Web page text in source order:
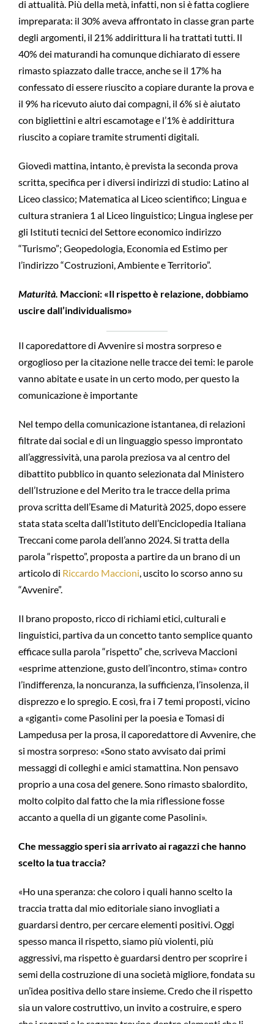
di attualità. Più della metà, infatti, non si è fatta cogliere
impreparata: il 30% aveva affrontato in classe gran parte
degli argomenti, il 21% addirittura li ha trattati tutti. Il
40% dei maturandi ha comunque dichiarato di essere
rimasto spiazzato dalle tracce, anche se il 17% ha
confessato di essere riuscito a copiare durante la prova e
il 9% ha ricevuto aiuto dai compagni, il 6% si è aiutato
con bigliettini e altri escamotage e l’1% è addirittura
riuscito a copiare tramite strumenti digitali.
Giovedì mattina, intanto, è prevista la seconda prova
scritta, specifica per i diversi indirizzi di studio: Latino al
Liceo classico; Matematica al Liceo scientifico; Lingua e
cultura straniera 1 al Liceo linguistico; Lingua inglese per
gli Istituti tecnici del Settore economico indirizzo
“Turismo”; Geopedologia, Economia ed Estimo per
l’indirizzo “Costruzioni, Ambiente e Territorio”.
Maturità. Maccioni: «Il rispetto è relazione, dobbiamo
uscire dall’individualismo»
Il caporedattore di Avvenire si mostra sorpreso e
orgoglioso per la citazione nelle tracce dei temi: le parole
vanno abitate e usate in un certo modo, per questo la
comunicazione è importante
Nel tempo della comunicazione istantanea, di relazioni
filtrate dai social e di un linguaggio spesso improntato
all’aggressività, una parola preziosa va al centro del
dibattito pubblico in quanto selezionata dal Ministero
dell’Istruzione e del Merito tra le tracce della prima
prova scritta dell’Esame di Maturità 2025, dopo essere
stata stata scelta dall’Istituto dell’Enciclopedia Italiana
Treccani come parola dell’anno 2024. Si tratta della
parola “rispetto”, proposta a partire da un brano di un
articolo di Riccardo Maccioni, uscito lo scorso anno su
“Avvenire”.
Il brano proposto, ricco di richiami etici, culturali e
linguistici, partiva da un concetto tanto semplice quanto
efficace sulla parola “rispetto” che, scriveva Maccioni
«esprime attenzione, gusto dell’incontro, stima» contro
l’indifferenza, la noncuranza, la sufficienza, l’insolenza, il
disprezzo e lo spregio. E così, fra i 7 temi proposti, vicino
a «giganti» come Pasolini per la poesia e Tomasi di
Lampedusa per la prosa, il caporedattore di Avvenire, che
si mostra sorpreso: «Sono stato avvisato dai primi
messaggi di colleghi e amici stamattina. Non pensavo
proprio a una cosa del genere. Sono rimasto sbalordito,
molto colpito dal fatto che la mia riflessione fosse
accanto a quella di un gigante come Pasolini».
Che messaggio speri sia arrivato ai ragazzi che hanno
scelto la tua traccia?
«Ho una speranza: che coloro i quali hanno scelto la
traccia tratta dal mio editoriale siano invogliati a
guardarsi dentro, per cercare elementi positivi. Oggi
spesso manca il rispetto, siamo più violenti, più
aggressivi, ma rispetto è guardarsi dentro per scoprire i
semi della costruzione di una società migliore, fondata su
un’idea positiva dello stare insieme. Credo che il rispetto
sia un valore costruttivo, un invito a costruire, e spero